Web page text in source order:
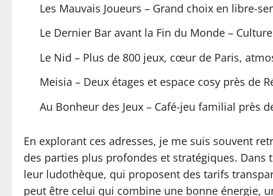
Les Mauvais Joueurs – Grand choix en libre-
Le Dernier Bar avant la Fin du Monde –
Le Nid – Plus de 800 jeux, cœur de Paris,
Meisia – Deux étages et espace cosy près de
Au Bonheur des Jeux – Café-jeu familial près
En explorant ces adresses, je me suis souvent
des parties plus profondes et stratégiques.
leur ludothèque, qui proposent des tarifs
peut être celui qui combine une bonne énergie,